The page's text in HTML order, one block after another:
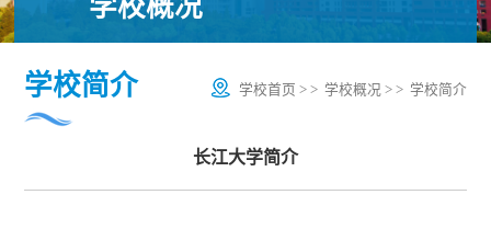
学校概况
学校简介 学校首页 > > 学校概况> > 学校简介
长江大学简介